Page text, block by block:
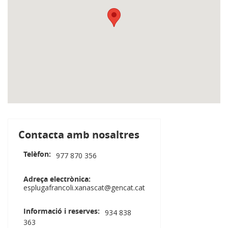
Contacta amb nosaltres
Telèfon 977 870 356
Adreça electrònica
esplugafrancoli.xanascat@gencat.cat
Informació i reserves
934 838
363